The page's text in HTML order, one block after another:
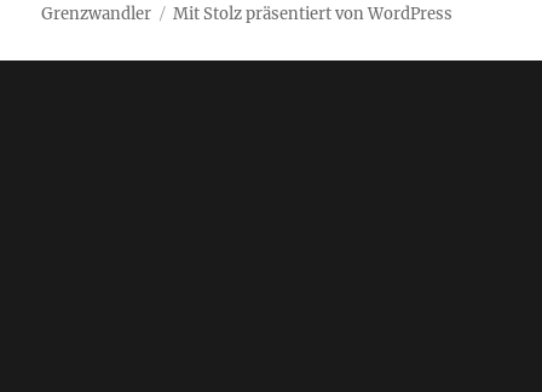
Grenzwandler Mit Stolz präsentiert von WordPress